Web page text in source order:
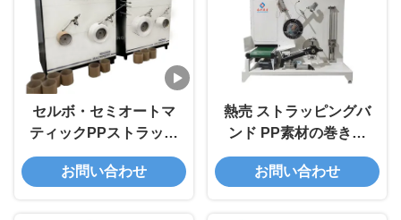
セルボ・セミオートマ
ティックPPストラップ
ワインダー
お問い合わせ
熱売 ストラッピングバ
ンド PP素材の巻き込
み機
お問い合わせ